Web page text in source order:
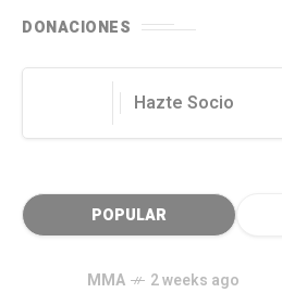
DONACIONES
Hazte Socio
POPULAR
MMA 2 weeks ago